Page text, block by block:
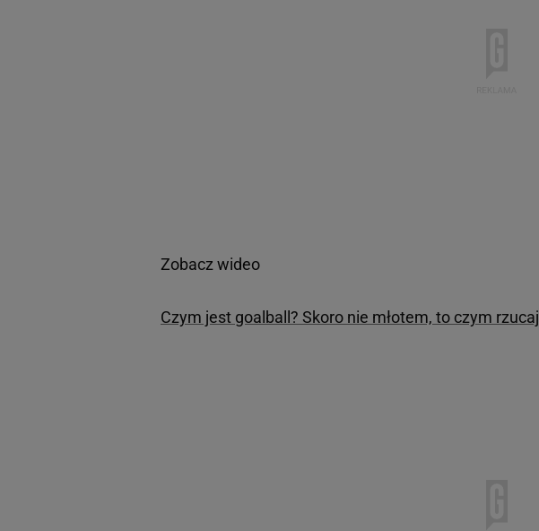
Zobacz wideo
Czym jest goalball? Skoro nie młotem, to czym